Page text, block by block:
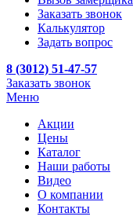
Заказать звонок
Калькулятор
Задать вопрос
8 (3012) 51-47-57
Заказать звонок
Меню
Акции
Цены
Каталог
Наши работы
Видео
О компании
Контакты